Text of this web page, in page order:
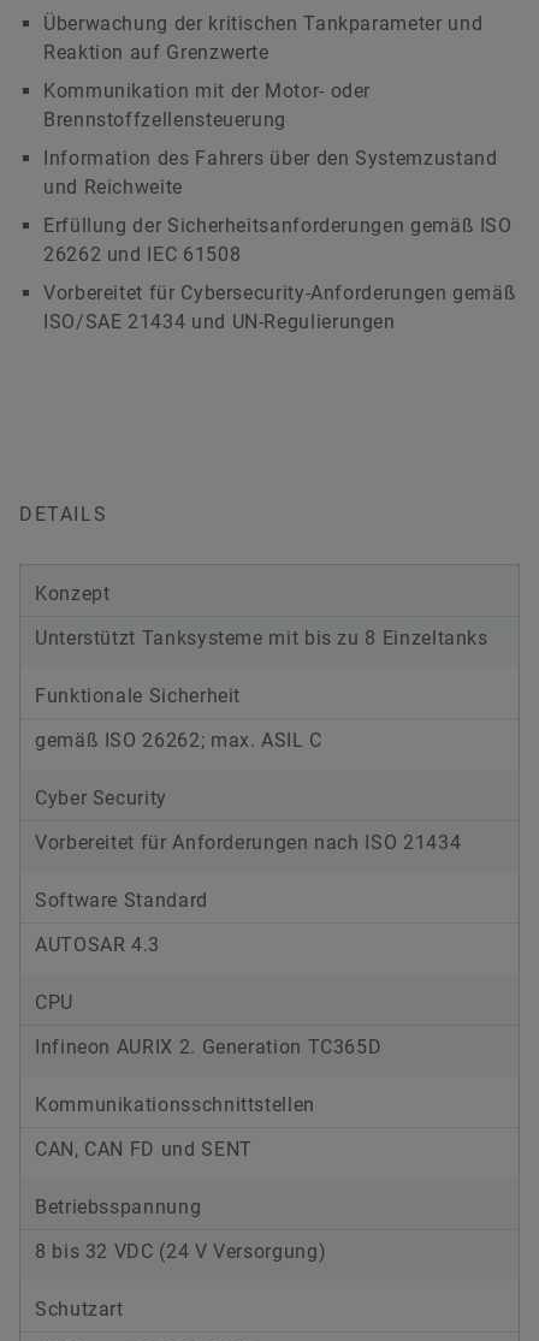
Überwachung der kritischen Tankparameter und
Reaktion auf Grenzwerte
Kommunikation mit der Motor- oder
Brennstoffzellensteuerung
Information des Fahrers über den Systemzustand
und Reichweite
Erfüllung der Sicherheitsanforderungen gemäß ISO
26262 und IEC 61508
Vorbereitet für Cybersecurity-Anforderungen gemäß
ISO/SAE 21434 und UN-Regulierungen
DETAILS
Konzept
Unterstützt Tanksysteme mit bis zu 8 Einzeltanks
Funktionale Sicherheit
gemäß ISO 26262; max. ASIL C
Cyber Security
Vorbereitet für Anforderungen nach ISO 21434
Software Standard
AUTOSAR 4.3
CPU
Infineon AURIX 2. Generation TC365D
Kommunikationsschnittstellen
CAN, CAN FD und SENT
Betriebsspannung
8 bis 32 VDC (24 V Versorgung)
Schutzart